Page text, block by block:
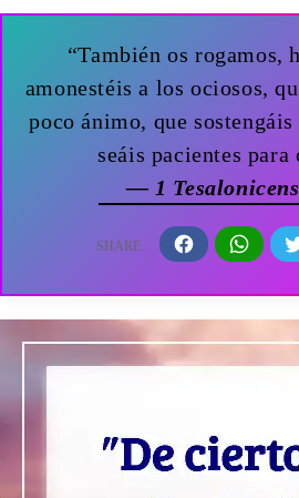
“También os rogamos,
amonestéis a los ociosos,
poco ánimo, que
seáis pacientes para
— 1